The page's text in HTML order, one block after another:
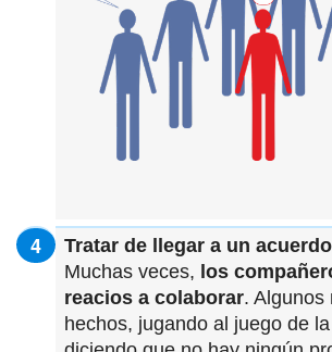
Tratar de llegar a un
Muchas veces, los
reacios a colaborar. Algunos
hechos, jugando al juego de